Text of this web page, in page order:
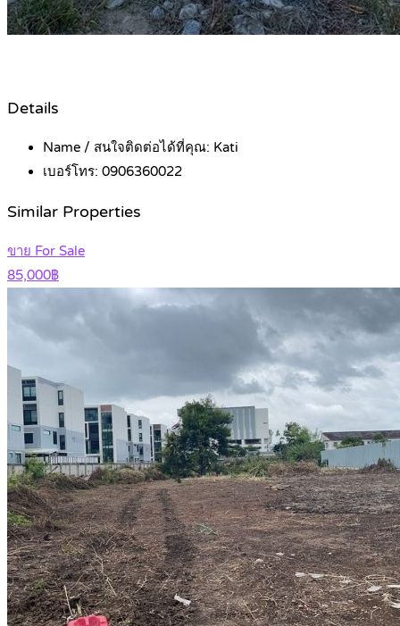
Details
Name / สนใจติดต่อได้ที่คุณ: Kati
เบอร์โทร: 0906360022
Similar Properties
ขาย For Sale
85,000฿